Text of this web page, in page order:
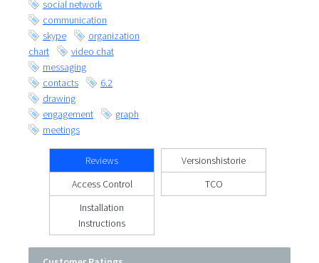
social network
communication
skype
organization
chart
video chat
messaging
contacts
6.2
drawing
engagement
graph
meetings
Reviews
Versionshistorie
Access Control
TCO
Installation
Instructions